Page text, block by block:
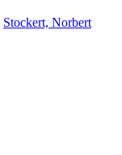
Stockert, Norbert